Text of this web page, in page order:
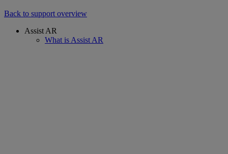
Back to support overview
Assist AR
What is Assist AR